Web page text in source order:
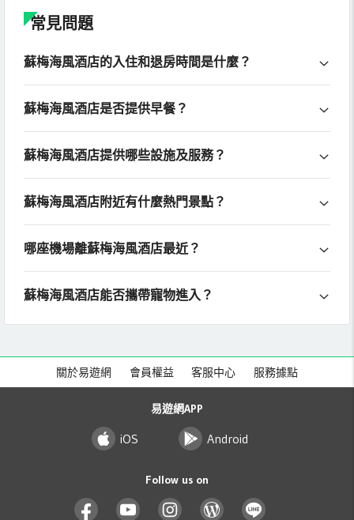
常見問題
蘇梅海風酒店的入住和退房時間是什麼？
蘇梅海風酒店是否提供早餐？
蘇梅海風酒店提供哪些設施及服務？
蘇梅海風酒店附近有什麼熱門景點？
哪座機場離蘇梅海風酒店最近？
蘇梅海風酒店能否攜帶寵物進入？
關於易遊網 會員權益 客服中心 服務據點
易遊網APP
iOS Android
Follow us on